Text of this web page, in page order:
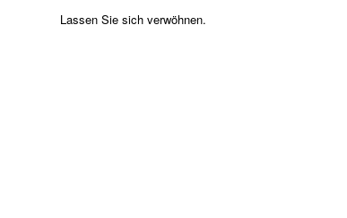
Lassen Sie sich verwöhnen.